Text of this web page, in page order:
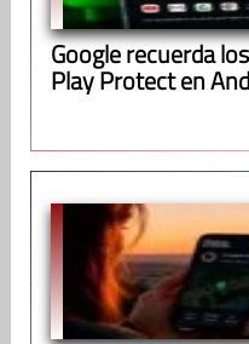
Google recuerda
Play Protect en